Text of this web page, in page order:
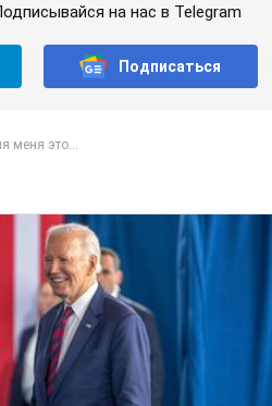
на нас в Telegram
Подписаться
меня это...